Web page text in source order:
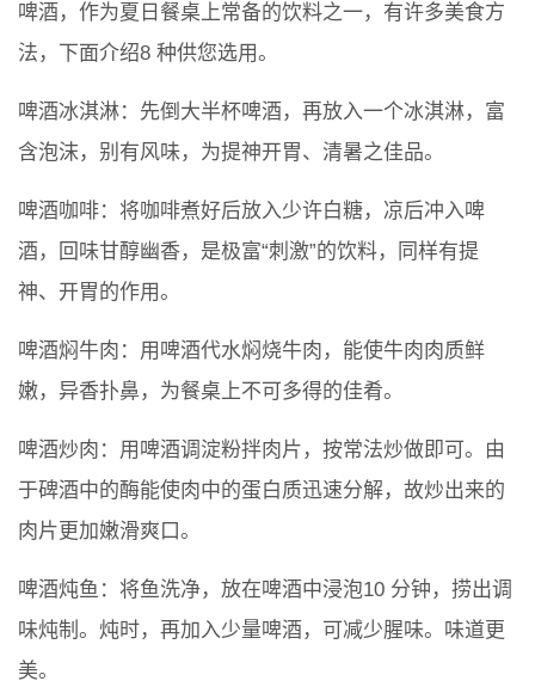
啤酒，作为夏日餐桌上常备的饮料之一，有许多美食方
法，下面介绍8 种供您选用。
啤酒冰淇淋：先倒大半杯啤酒，再放入一个冰淇淋，富
含泡沫，别有风味，为提神开胃、清暑之佳品。
啤酒咖啡：将咖啡煮好后放入少许白糖，凉后冲入啤
酒，回味甘醇幽香，是极富“刺激”的饮料，同样有提
神、开胃的作用。
啤酒焖牛肉：用啤酒代水焖烧牛肉，能使牛肉肉质鲜
嫩，异香扑鼻，为餐桌上不可多得的佳肴。
啤酒炒肉：用啤酒调淀粉拌肉片，按常法炒做即可。由
于碑酒中的酶能使肉中的蛋白质迅速分解，故炒出来的
肉片更加嫩滑爽口。
啤酒炖鱼：将鱼洗净，放在啤酒中浸泡10 分钟，捞出调
味炖制。炖时，再加入少量啤酒，可减少腥味。味道更
美。